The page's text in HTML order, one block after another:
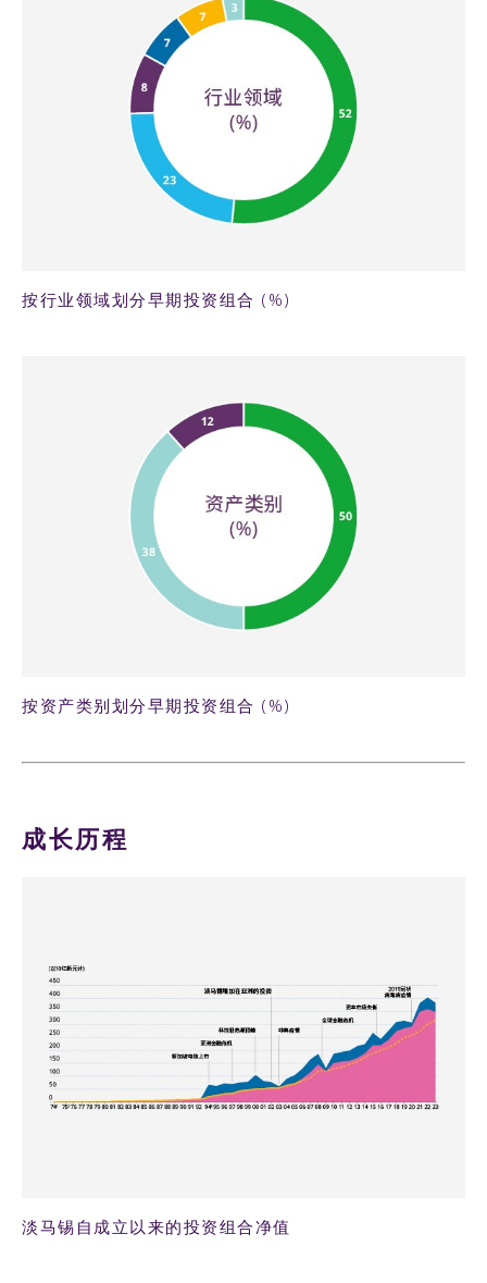
57KB PNG
按行业领域划分早期投资组合 (%)
45KB PNG
按资产类别划分早期投资组合 (%)
成长历程
94KB PNG
淡马锡自成立以来的投资组合净值